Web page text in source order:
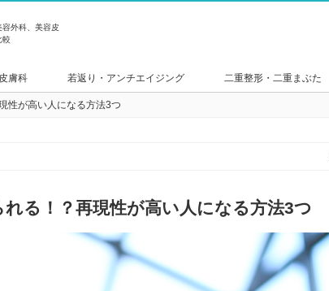
容外科、美容皮
較
膚科 若返り・アンチエイジング 二重整形・二重まぶた
性が高い人になる方法3つ
る！？再現性が高い人になる方法3つ